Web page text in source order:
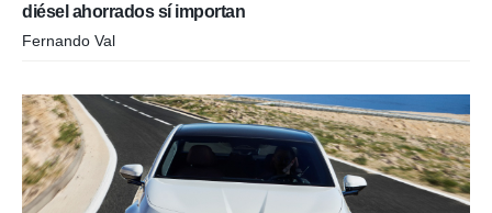
diésel ahorrados sí importan
Fernando Val